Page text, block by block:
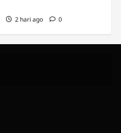
2 hari ago 0